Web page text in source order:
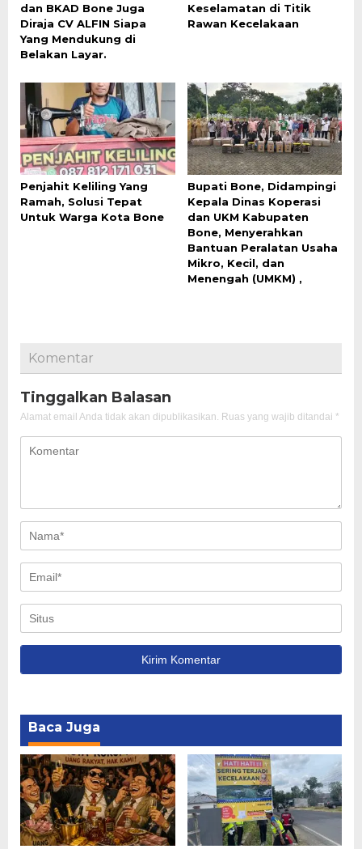
dan BKAD Bone Juga
Diraja CV ALFIN Siapa
Yang Mendukung di
Belakan Layar.
Keselamatan di Titik
Rawan Kecelakaan
Penjahit Keliling Yang
Ramah, Solusi Tepat
Untuk Warga Kota Bone
Bupati Bone, Didampingi
Kepala Dinas Koperasi
dan UKM Kabupaten
Bone, Menyerahkan
Bantuan Peralatan Usaha
Mikro, Kecil, dan
Menengah (UMKM) ,
Komentar
Tinggalkan Balasan
Alamat email Anda tidak akan dipublikasikan. Ruas yang wajib ditandai *
Baca Juga